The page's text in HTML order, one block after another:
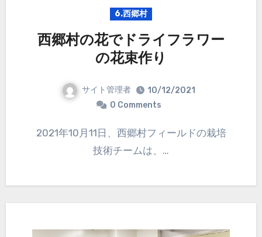
6.西郷村
西郷村の花でドライフラワー
の花束作り
サイト管理者
10/12/2021
0 Comments
2021年10月11日、西郷村フィールドの栽培
技術チームは、…